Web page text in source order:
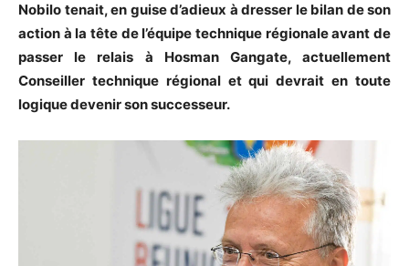
Nobilo tenait, en guise d’adieux à dresser le bilan de son
action à la tête de l’équipe technique régionale avant de
passer le relais à Hosman Gangate, actuellement
Conseiller technique régional et qui devrait en toute
logique devenir son successeur.